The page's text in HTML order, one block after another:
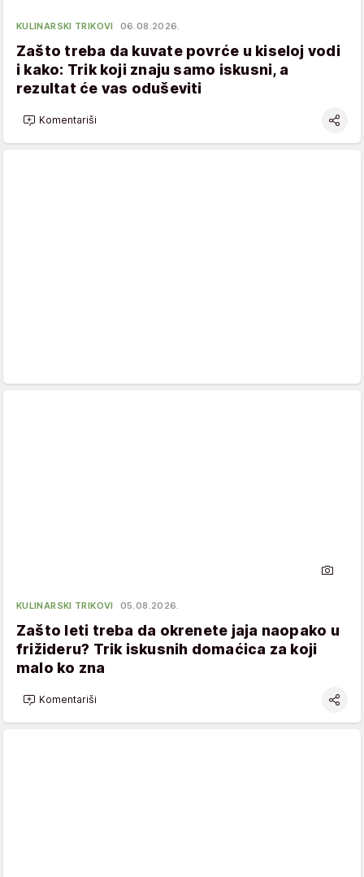
KULINARSKI TRIKOVI 06.08.2026.
Zašto treba da kuvate povrće u kiseloj vodi
i kako: Trik koji znaju samo iskusni, a
rezultat će vas oduševiti
Komentariši
KULINARSKI TRIKOVI 05.08.2026.
Zašto leti treba da okrenete jaja naopako u
frižideru? Trik iskusnih domaćica za koji
malo ko zna
Komentariši